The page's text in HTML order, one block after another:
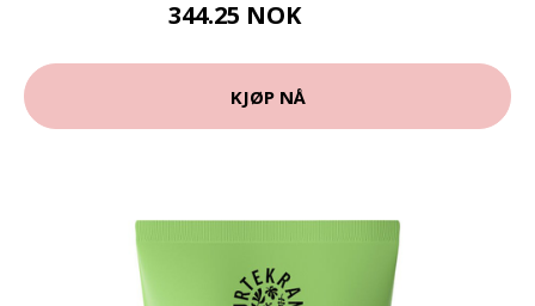
344.25 NOK
KJØP NÅ